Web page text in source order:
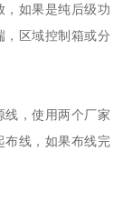
，如果是纯后级功
，区域控制箱或分
线，使用两个厂家
布线，如果布线完